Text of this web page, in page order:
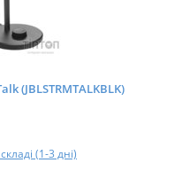
(JBLSTRMTALKBLK)
(1-3 дні)